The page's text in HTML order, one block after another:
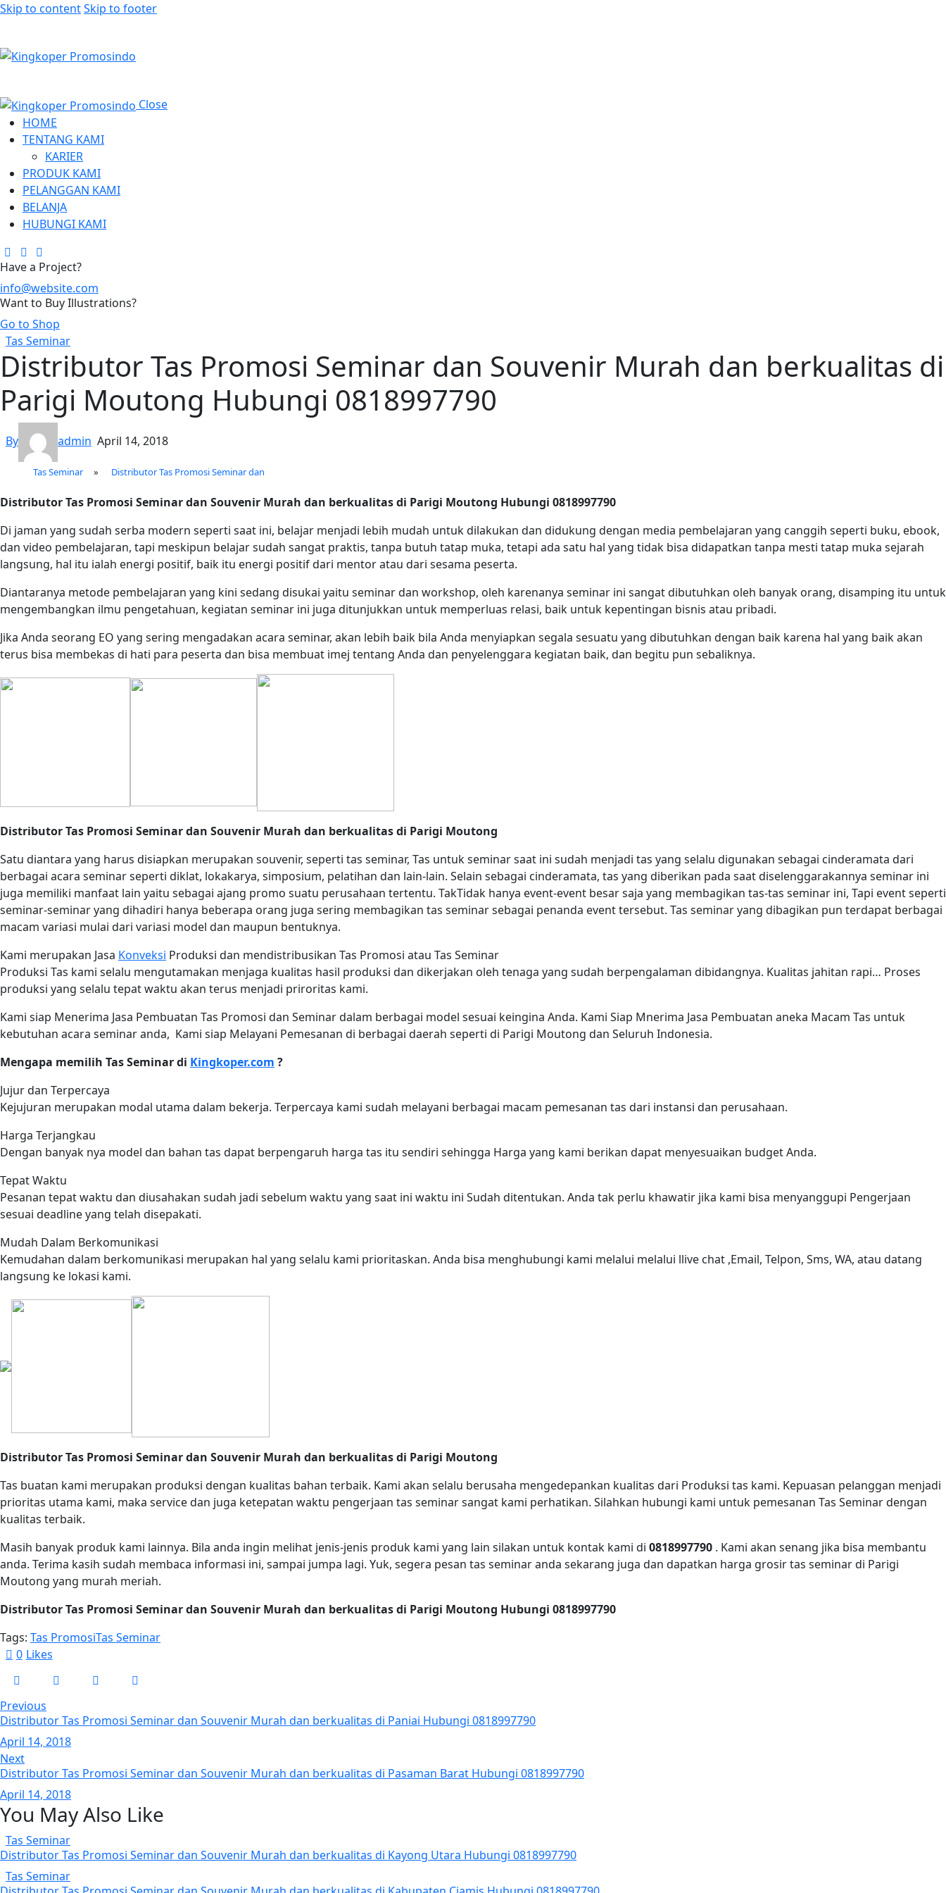
Skip to contentSkip to footer
Close
HOME
TENTANG KAMI
KARIER
PRODUK KAMI
PELANGGAN KAMI
BELANJA
HUBUNGI KAMI
Have a Project?
info@website.com
Want to Buy Illustrations?
Go to Shop
Tas Seminar
Distributor Tas Promosi Seminar dan Souvenir Murah dan berkualitas di
Parigi Moutong Hubungi 0818997790
By admin April 14, 2018
Tas Seminar » Distributor Tas Promosi Seminar dan
Distributor Tas Promosi Seminar dan Souvenir Murah dan berkualitas di Parigi Moutong Hubungi 0818997790
Di jaman yang sudah serba modern seperti saat ini, belajar menjadi lebih mudah untuk dilakukan dan didukung dengan media pembelajaran yang canggih seperti buku, ebook,
dan video pembelajaran, tapi meskipun belajar sudah sangat praktis, tanpa butuh tatap muka, tetapi ada satu hal yang tidak bisa didapatkan tanpa mesti tatap muka sejarah
langsung, hal itu ialah energi positif, baik itu energi positif dari mentor atau dari sesama peserta.
Diantaranya metode pembelajaran yang kini sedang disukai yaitu seminar dan workshop, oleh karenanya seminar ini sangat dibutuhkan oleh banyak orang, disamping itu untuk
mengembangkan ilmu pengetahuan, kegiatan seminar ini juga ditunjukkan untuk memperluas relasi, baik untuk kepentingan bisnis atau pribadi.
Jika Anda seorang EO yang sering mengadakan acara seminar, akan lebih baik bila Anda menyiapkan segala sesuatu yang dibutuhkan dengan baik karena hal yang baik akan
terus bisa membekas di hati para peserta dan bisa membuat imej tentang Anda dan penyelenggara kegiatan baik, dan begitu pun sebaliknya.
Distributor Tas Promosi Seminar dan Souvenir Murah dan berkualitas di Parigi Moutong
Satu diantara yang harus disiapkan merupakan souvenir, seperti tas seminar, Tas untuk seminar saat ini sudah menjadi tas yang selalu digunakan sebagai cinderamata dari
berbagai acara seminar seperti diklat, lokakarya, simposium, pelatihan dan lain-lain. Selain sebagai cinderamata, tas yang diberikan pada saat diselenggarakannya seminar ini
juga memiliki manfaat lain yaitu sebagai ajang promo suatu perusahaan tertentu. TakTidak hanya event-event besar saja yang membagikan tas-tas seminar ini, Tapi event seperti
seminar-seminar yang dihadiri hanya beberapa orang juga sering membagikan tas seminar sebagai penanda event tersebut. Tas seminar yang dibagikan pun terdapat berbagai
macam variasi mulai dari variasi model dan maupun bentuknya.
Kami merupakan Jasa Konveksi Produksi dan mendistribusikan Tas Promosi atau Tas Seminar
Produksi Tas kami selalu mengutamakan menjaga kualitas hasil produksi dan dikerjakan oleh tenaga yang sudah berpengalaman dibidangnya. Kualitas jahitan rapi… Proses
produksi yang selalu tepat waktu akan terus menjadi priroritas kami.
Kami siap Menerima Jasa Pembuatan Tas Promosi dan Seminar dalam berbagai model sesuai keingina Anda. Kami Siap Mnerima Jasa Pembuatan aneka Macam Tas untuk
kebutuhan acara seminar anda, Kami siap Melayani Pemesanan di berbagai daerah seperti di Parigi Moutong dan Seluruh Indonesia.
Mengapa memilih Tas Seminar di Kingkoper.com ?
Jujur dan Terpercaya
Kejujuran merupakan modal utama dalam bekerja. Terpercaya kami sudah melayani berbagai macam pemesanan tas dari instansi dan perusahaan.
Harga Terjangkau
Dengan banyak nya model dan bahan tas dapat berpengaruh harga tas itu sendiri sehingga Harga yang kami berikan dapat menyesuaikan budget Anda.
Tepat Waktu
Pesanan tepat waktu dan diusahakan sudah jadi sebelum waktu yang saat ini waktu ini Sudah ditentukan. Anda tak perlu khawatir jika kami bisa menyanggupi Pengerjaan
sesuai deadline yang telah disepakati.
Mudah Dalam Berkomunikasi
Kemudahan dalam berkomunikasi merupakan hal yang selalu kami prioritaskan. Anda bisa menghubungi kami melalui melalui llive chat ,Email, Telpon, Sms, WA, atau datang
langsung ke lokasi kami.
Distributor Tas Promosi Seminar dan Souvenir Murah dan berkualitas di Parigi Moutong
Tas buatan kami merupakan produksi dengan kualitas bahan terbaik. Kami akan selalu berusaha mengedepankan kualitas dari Produksi tas kami. Kepuasan pelanggan menjadi
prioritas utama kami, maka service dan juga ketepatan waktu pengerjaan tas seminar sangat kami perhatikan. Silahkan hubungi kami untuk pemesanan Tas Seminar dengan
kualitas terbaik.
Masih banyak produk kami lainnya. Bila anda ingin melihat jenis-jenis produk kami yang lain silakan untuk kontak kami di 0818997790 . Kami akan senang jika bisa membantu
anda. Terima kasih sudah membaca informasi ini, sampai jumpa lagi. Yuk, segera pesan tas seminar anda sekarang juga dan dapatkan harga grosir tas seminar di Parigi
Moutong yang murah meriah.
Distributor Tas Promosi Seminar dan Souvenir Murah dan berkualitas di Parigi Moutong Hubungi 0818997790
Tags: Tas PromosiTas Seminar
0 Likes
Post
navigation
Previous
Distributor Tas Promosi Seminar dan Souvenir Murah dan berkualitas di Paniai Hubungi 0818997790
April 14, 2018
Next
Distributor Tas Promosi Seminar dan Souvenir Murah dan berkualitas di Pasaman Barat Hubungi 0818997790
April 14, 2018
You May Also Like
Tas Seminar
Distributor Tas Promosi Seminar dan Souvenir Murah dan berkualitas di Kayong Utara Hubungi 0818997790
Tas Seminar